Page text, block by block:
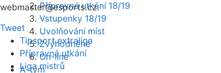
Přípravná utkání 18/19
Vstupenky 18/19
Uvolňování míst
Zvýhodněné
On-line
A-tým
webmaster@esports.cz.
Tweet
Tipsport extraliga
Přípravná utkání
Liga mistrů